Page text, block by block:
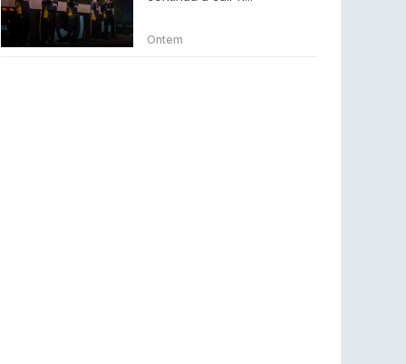
BLAST Bounty S2 na RTP Arena: Regressa o
melhor Counter-Strike
Ontem